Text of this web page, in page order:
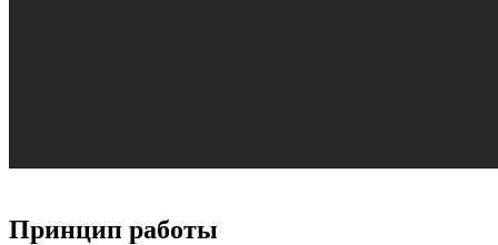
Принцип работы